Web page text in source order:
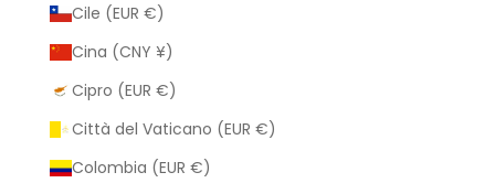
Cile (EUR €)
Cina (CNY ¥)
Cipro (EUR €)
Città del Vaticano (EUR €)
Colombia (EUR €)